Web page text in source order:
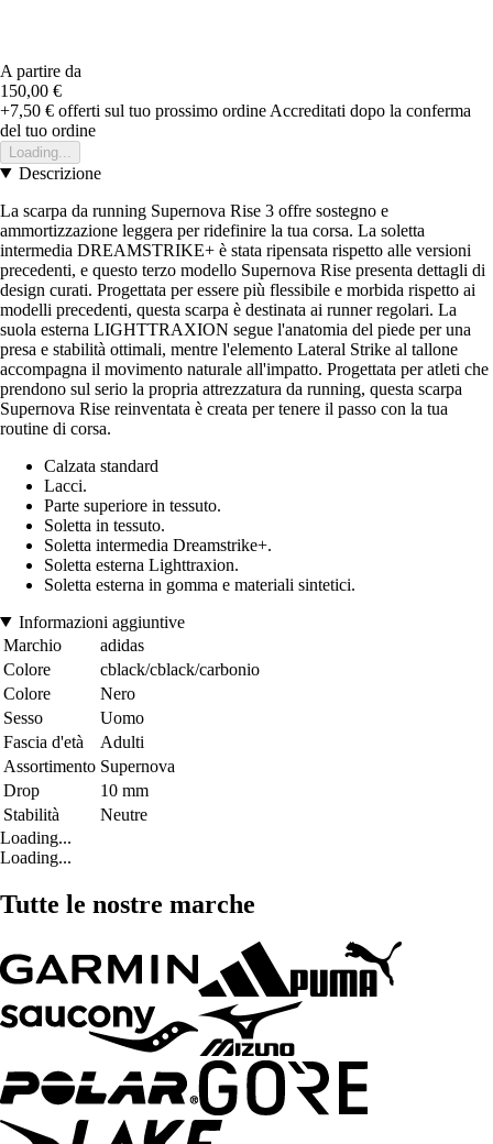
A partire da
150,00 €
+7,50 € offerti sul tuo prossimo ordine Accreditati dopo la conferma
del tuo ordine
Loading...
Descrizione
La scarpa da running Supernova Rise 3 offre sostegno e
ammortizzazione leggera per ridefinire la tua corsa. La soletta
intermedia DREAMSTRIKE+ è stata ripensata rispetto alle versioni
precedenti, e questo terzo modello Supernova Rise presenta dettagli di
design curati. Progettata per essere più flessibile e morbida rispetto ai
modelli precedenti, questa scarpa è destinata ai runner regolari. La
suola esterna LIGHTTRAXION segue l'anatomia del piede per una
presa e stabilità ottimali, mentre l'elemento Lateral Strike al tallone
accompagna il movimento naturale all'impatto. Progettata per atleti che
prendono sul serio la propria attrezzatura da running, questa scarpa
Supernova Rise reinventata è creata per tenere il passo con la tua
routine di corsa.
Calzata standard
Lacci.
Parte superiore in tessuto.
Soletta in tessuto.
Soletta intermedia Dreamstrike+.
Soletta esterna Lighttraxion.
Soletta esterna in gomma e materiali sintetici.
Informazioni aggiuntive
Marchio
adidas
Colore
cblack/cblack/carbonio
Colore
Nero
Sesso
Uomo
Fascia d'età
Adulti
Assortimento Supernova
Drop
10 mm
Stabilità
Neutre
Loading...
Loading...
Tutte le nostre marche